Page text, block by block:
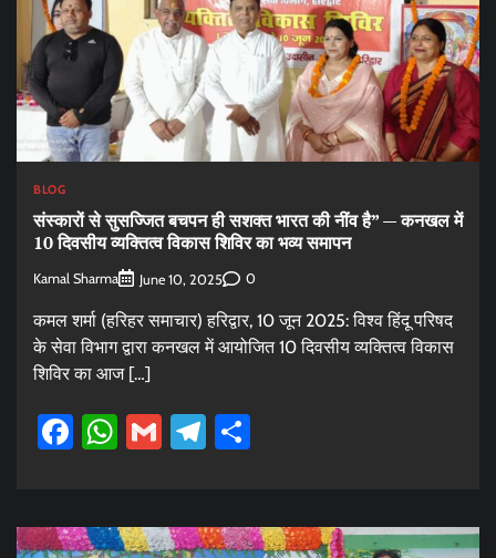
BLOG
संस्कारों से सुसज्जित बचपन ही सशक्त भारत की नींव है” — कनखल में
10 दिवसीय व्यक्तित्व विकास शिविर का भव्य समापन
Kamal Sharma June 10, 2025 0
कमल शर्मा (हरिहर समाचार) हरिद्वार, 10 जून 2025: विश्व हिंदू परिषद
के सेवा विभाग द्वारा कनखल में आयोजित 10 दिवसीय व्यक्तित्व विकास
शिविर का आज […]
Facebook
WhatsApp
GmailTelegram